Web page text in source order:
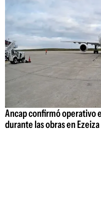
Ancap confirmó operativo
durante las obras en Ezeiza